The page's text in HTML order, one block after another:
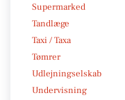
Supermarked
Tandlæge
Taxi / Taxa
Tømrer
Udlejningselskab
Undervisning